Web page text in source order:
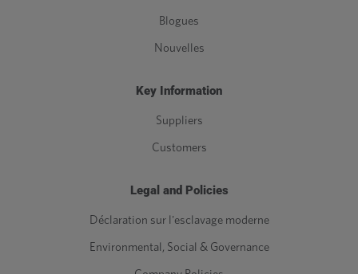
Blogues
Nouvelles
Key Information
Suppliers
Customers
Legal and Policies
Déclaration sur l'esclavage moderne
Environmental, Social & Governance